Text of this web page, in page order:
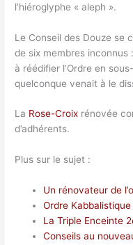
l’hiéroglyphe « aleph ».
Le Conseil des Douze se
de six membres
à réédifier l’Ordre en
quelconque venait à le
La Rose-Croix rénovée
d’adhérents.
Plus sur le sujet :
Un rénovateur de
Ordre
La Triple Enceinte
Conseils au